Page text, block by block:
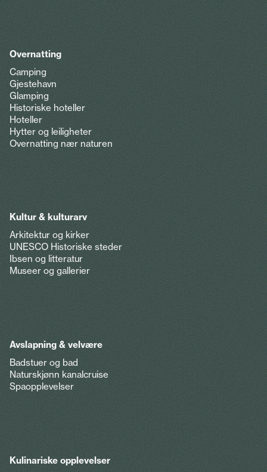
Overnatting
Camping
Gjestehavn
Glamping
Historiske hoteller
Hoteller
Hytter og leiligheter
Overnatting nær naturen
Kultur & kulturarv
Arkitektur og kirker
UNESCO Historiske steder
Ibsen og litteratur
Museer og gallerier
Avslapning & velvære
Badstuer og bad
Naturskjønn kanalcruise
Spaopplevelser
Kulinariske opplevelser